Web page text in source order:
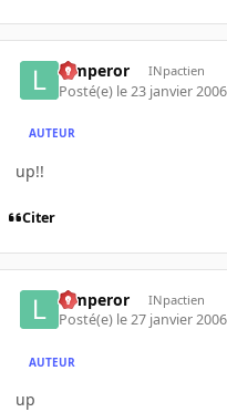
lemperor INpactien
Posté(e) le 23 janvier 2006
AUTEUR
up!!
Citer
lemperor INpactien
Posté(e) le 27 janvier 2006
AUTEUR
up